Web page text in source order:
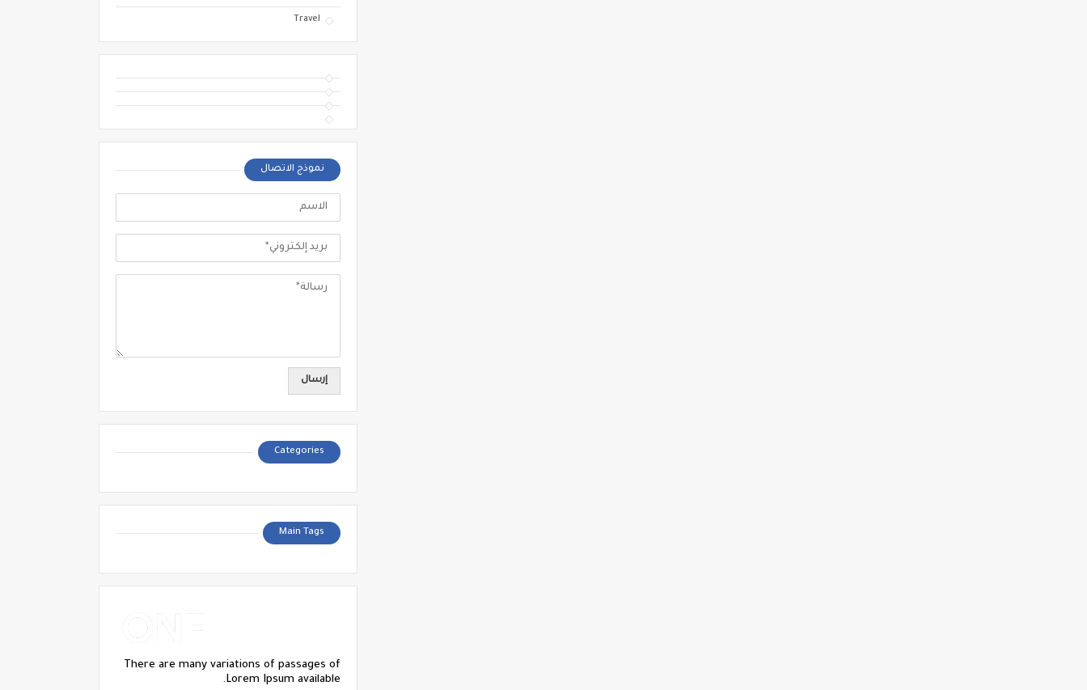
Travel
نموذج الاتصال
Categories
Main Tags
There are many variations of passages of
Lorem Ipsum available.